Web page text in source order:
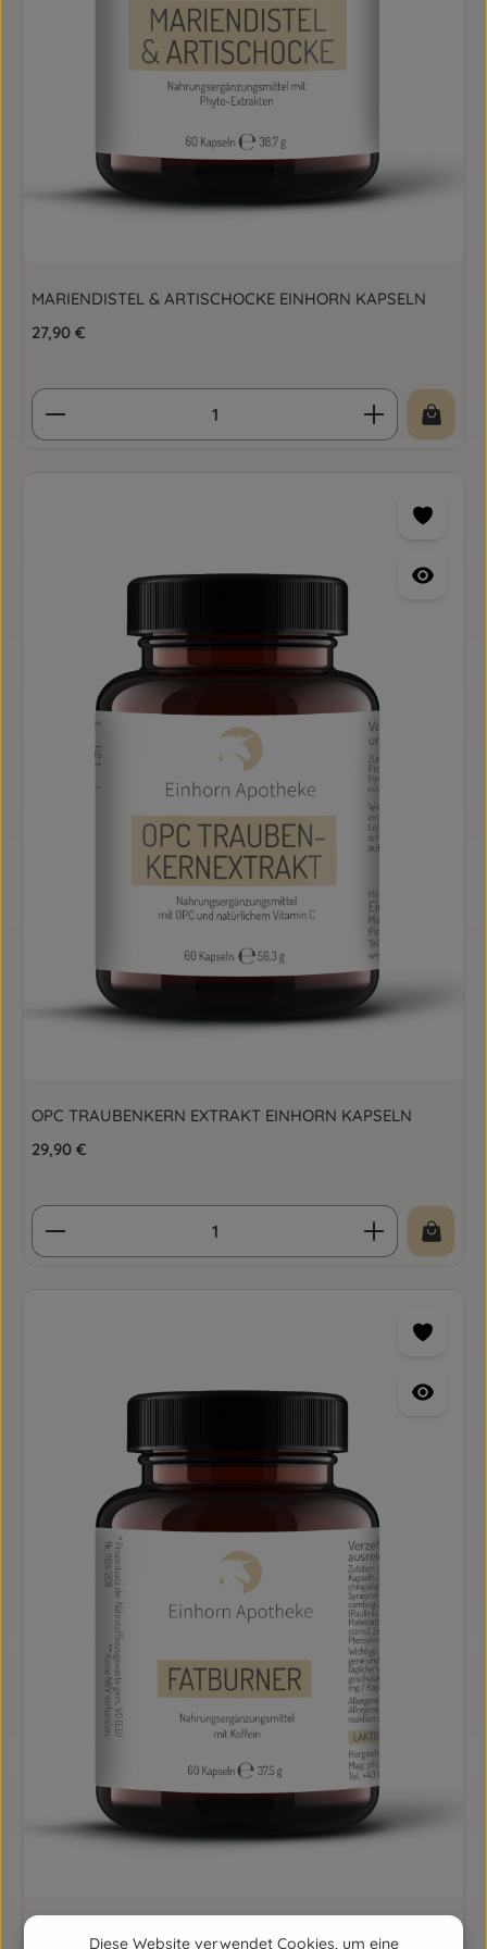
MARIENDISTEL & ARTISCHOCKE EINHORN KAPSELN
Regulärer Preis:
27,90 €
Produkt Anzahl: Gib den gewünschten Wert
OPC TRAUBENKERN EXTRAKT EINHORN KAPSELN
Regulärer Preis:
29,90 €
Produkt Anzahl: Gib den gewünschten Wert
FATBURNER EINHORN KAPSELN
Diese Website verwendet Cookies, um eine